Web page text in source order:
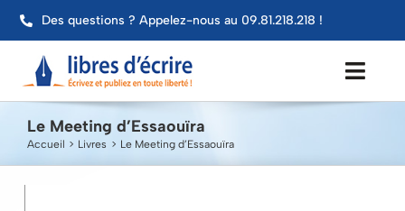
Passer
contenu
Des questions ? Appelez-nous au 09.81.218.218 !
Aide
Publier mon livre
Le Meeting d’Essaouïra
Accueil Livres Le Meeting d’Essaouïra